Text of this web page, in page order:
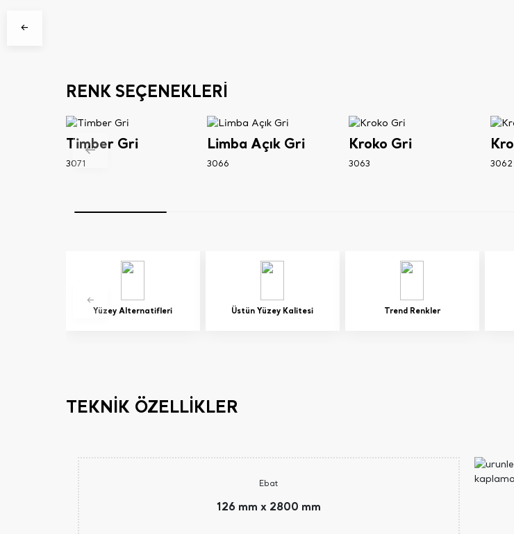
RENK SEÇENEKLERİ
Timber Gri
3071
Limba Açık Gri
3066
Kroko Gri
3063 3062
Yüzey Alternatifleri Üstün Yüzey Kalitesi Trend Renkler
TEKNİK ÖZELLİKLER
Ebat
126 mm x 2800 mm